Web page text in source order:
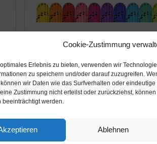
Cookie-Zustimmung
Erlebnis zu bieten, verwenden wir
zu speichern und/oder darauf zuzugreifen.
wir Daten wie das Surfverhalten oder eindeutige
Zustimmung nicht erteilst oder zurückziehst,
beeinträchtigt werden.
Ablehnen
TagME Retrieverleine mit
Zugstopp,Reflektierende Seilleine
Moxonleine ,Weicher gepolsterter